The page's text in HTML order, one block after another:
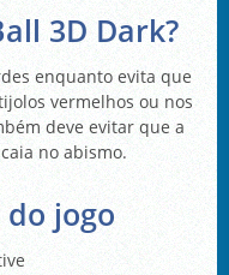
3D Dark?
enquanto evita que
vermelhos ou nos
deve evitar que a
no abismo.
jogo